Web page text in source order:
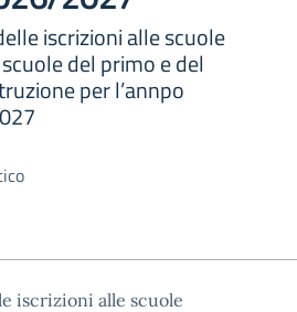
iscrizioni alle scuole
del primo e del
per l’annpo
iscrizioni alle scuole